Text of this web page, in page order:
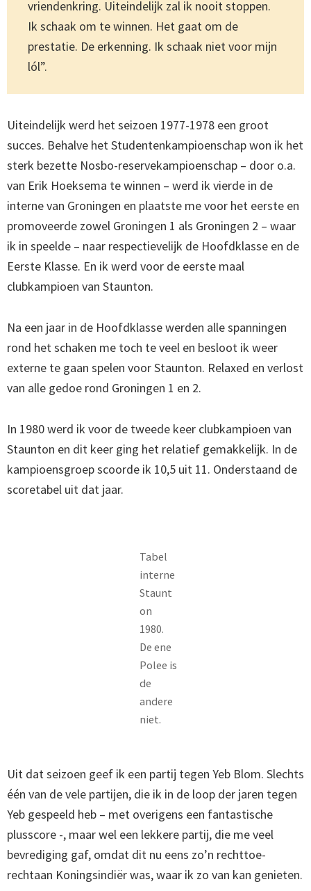
vriendenkring. Uiteindelijk zal ik nooit stoppen.
Ik schaak om te winnen. Het gaat om de
prestatie. De erkenning. Ik schaak niet voor mijn
lól”.
Uiteindelijk werd het seizoen 1977-1978 een groot
succes. Behalve het Studentenkampioenschap won ik het
sterk bezette Nosbo-reservekampioenschap – door o.a.
van Erik Hoeksema te winnen – werd ik vierde in de
interne van Groningen en plaatste me voor het eerste en
promoveerde zowel Groningen 1 als Groningen 2 – waar
ik in speelde – naar respectievelijk de Hoofdklasse en de
Eerste Klasse. En ik werd voor de eerste maal
clubkampioen van Staunton.
Na een jaar in de Hoofdklasse werden alle spanningen
rond het schaken me toch te veel en besloot ik weer
externe te gaan spelen voor Staunton. Relaxed en verlost
van alle gedoe rond Groningen 1 en 2.
In 1980 werd ik voor de tweede keer clubkampioen van
Staunton en dit keer ging het relatief gemakkelijk. In de
kampioensgroep scoorde ik 10,5 uit 11. Onderstaand de
scoretabel uit dat jaar.
Tabel
interne
Staunt
on
1980.
De ene
Polee is
de
andere
niet.
Uit dat seizoen geef ik een partij tegen Yeb Blom. Slechts
één van de vele partijen, die ik in de loop der jaren tegen
Yeb gespeeld heb – met overigens een fantastische
plusscore -, maar wel een lekkere partij, die me veel
bevrediging gaf, omdat dit nu eens zo’n rechttoe-
rechtaan Koningsindiër was, waar ik zo van kan genieten.